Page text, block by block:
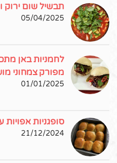
תבשיל שום
05/04/2025
לחמניות באן
מפורק צמחוני
01/01/2025
סופגניות
21/12/2024